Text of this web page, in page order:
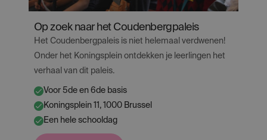
Op zoek naar het Coudenbergpaleis
Het Coudenbergpaleis is niet helemaal verdwenen!
Onder het Koningsplein ontdekken je leerlingen het
verhaal van dit paleis.
✔ Voor 5de en 6de basis
✔ Koningsplein 11, 1000 Brussel
✔ Een hele schooldag